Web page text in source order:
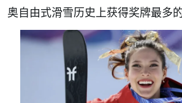
奥自由式滑雪历史上获得奖牌最多